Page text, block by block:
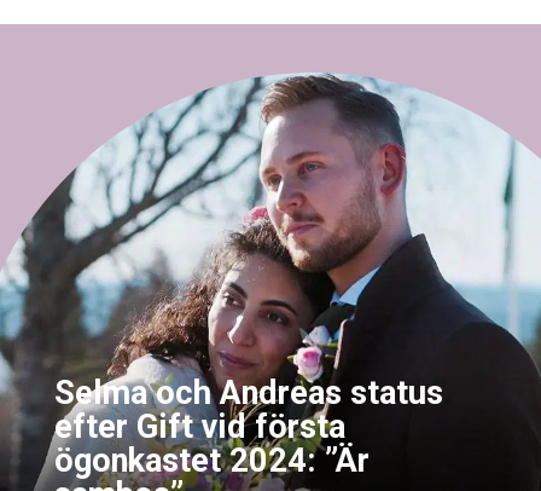
Selma och Andreas status
efter Gift vid första
ögonkastet 2024: ”Är